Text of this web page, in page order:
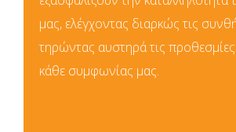
μας, ελέγχοντας διαρκώς τις
τηρώντας αυστηρά τις
κάθε συμφωνίας μας.